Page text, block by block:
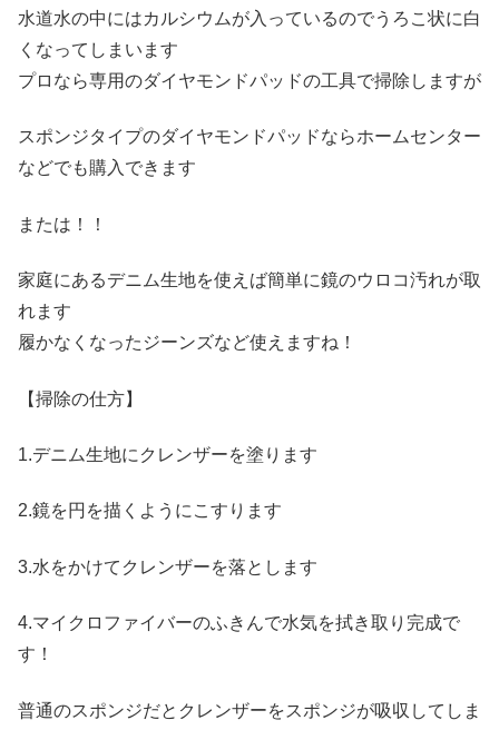
水道水の中にはカルシウムが入っているのでうろこ状に白
くなってしまいます
プロなら専用のダイヤモンドパッドの工具で掃除しますが
スポンジタイプのダイヤモンドパッドならホームセンター
などでも購入できます
または！！
家庭にあるデニム生地を使えば簡単に鏡のウロコ汚れが取
れます
履かなくなったジーンズなど使えますね！
【掃除の仕方】
1.デニム生地にクレンザーを塗ります
2.鏡を円を描くようにこすります
3.水をかけてクレンザーを落とします
4.マイクロファイバーのふきんで水気を拭き取り完成で
す！
普通のスポンジだとクレンザーをスポンジが吸収してしま